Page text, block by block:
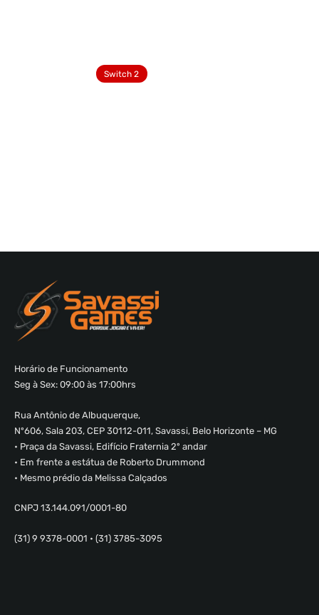
Switch 2
Horário de Funcionamento
Seg à Sex: 09:00 às 17:00hrs
Rua Antônio de Albuquerque,
Nº606, Sala 203, CEP 30112-011, Savassi, Belo Horizonte – MG
• Praça da Savassi, Edifício Fraternia 2º andar
• Em frente a estátua de Roberto Drummond
• Mesmo prédio da Melissa Calçados
CNPJ 13.144.091/0001-80
(31) 9 9378-0001 • (31) 3785-3095